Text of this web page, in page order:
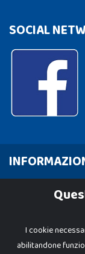
SOCIAL
Cookie Policy
I cookie
abilitandone